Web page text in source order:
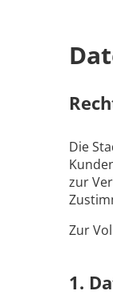
Die
zur
Zur
1.